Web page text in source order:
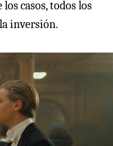
casos, todos los
inversión.